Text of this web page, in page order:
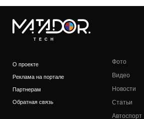
TECH
О проекте
Реклама на портале
Партнерам
Обратная связь
Фото
Видео
Новости
Статьи
Автоспорт